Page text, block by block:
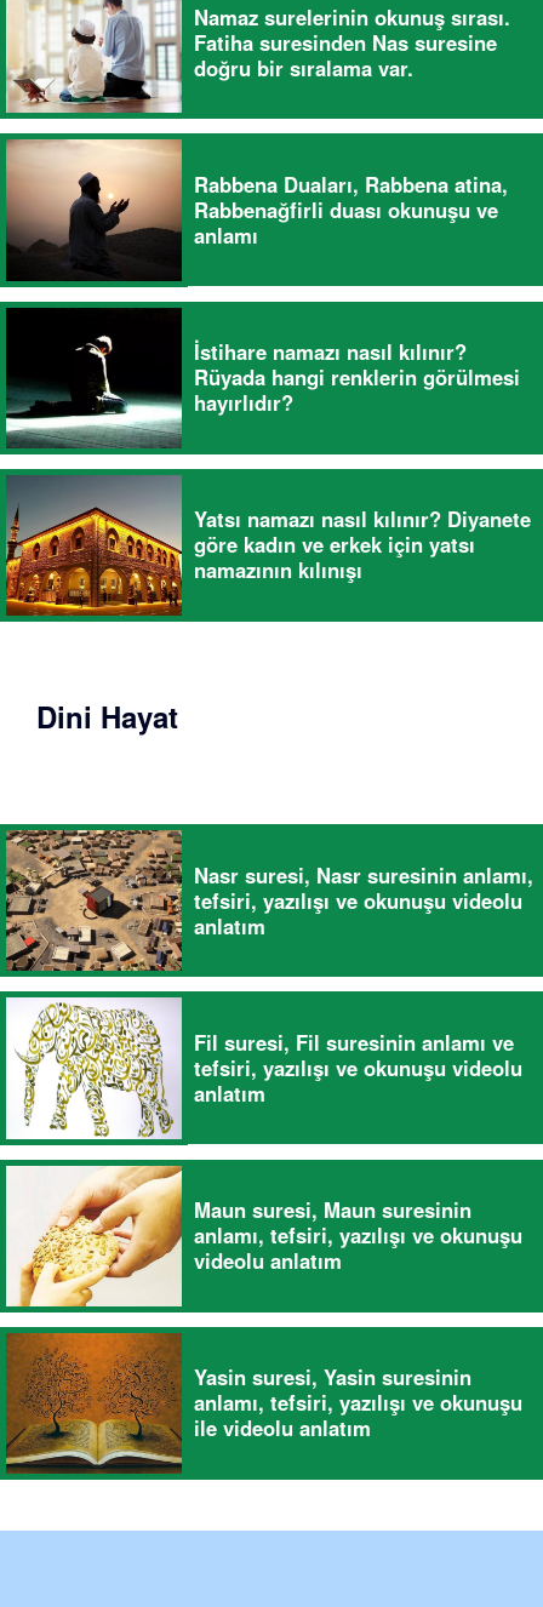
Namaz surelerinin okunuş sırası.
Fatiha suresinden Nas suresine
doğru bir sıralama var.
Rabbena Duaları, Rabbena atina,
Rabbenağfirli duası okunuşu ve
anlamı
İstihare namazı nasıl kılınır?
Rüyada hangi renklerin görülmesi
hayırlıdır?
Yatsı namazı nasıl kılınır? Diyanete
göre kadın ve erkek için yatsı
namazının kılınışı
Dini Hayat
Nasr suresi, Nasr suresinin anlamı,
tefsiri, yazılışı ve okunuşu videolu
anlatım
Fil suresi, Fil suresinin anlamı ve
tefsiri, yazılışı ve okunuşu videolu
anlatım
Maun suresi, Maun suresinin
anlamı, tefsiri, yazılışı ve okunuşu
videolu anlatım
Yasin suresi, Yasin suresinin
anlamı, tefsiri, yazılışı ve okunuşu
ile videolu anlatım